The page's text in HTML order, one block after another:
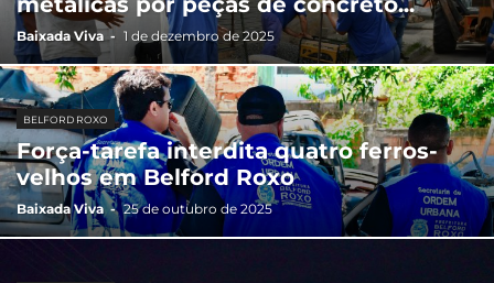
Baixada Viva - 1 de dezembro de 2025
BELFORD ROXO
Força-tarefa interdita quatro ferros-
velhos em Belford Roxo
Baixada Viva - 25 de outubro de 2025